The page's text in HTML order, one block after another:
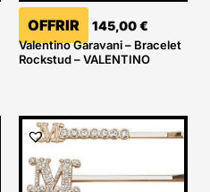
OFFRIR 145,00€
Valentino Garavani – Bracelet
Rockstud – VALENTINO